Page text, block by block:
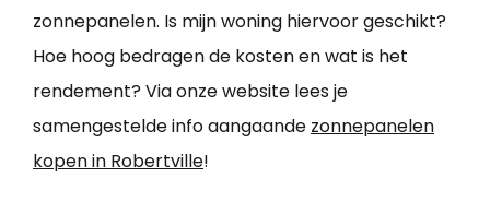
zonnepanelen. Is mijn woning hiervoor geschikt?
Hoe hoog bedragen de kosten en wat is het
rendement? Via onze website lees je
samengestelde info aangaande zonnepanelen
kopen in Robertville!